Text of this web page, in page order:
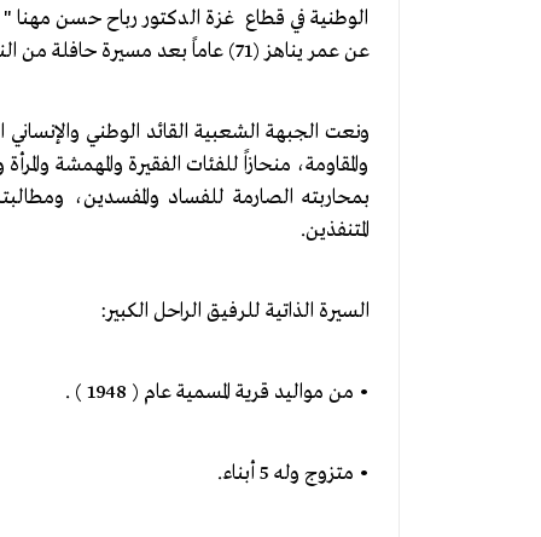
الوطنية في قطاع غزة الدكتور رباح حسن مهنا "
عن عمر يناهز (71) عاماً بعد مسيرة حافلة من النضال على صعيد العمل الوطني والمجتمعي والصحي.
ونعت الجبهة الشعبية القائد الوطني
والمقاومة، منحازاً للفئات الفقيرة والمهمشة
بمحاربته الصارمة للفساد والمفسدين،
المتنفذين.
السيرة الذاتية للرفيق الراحل الكبير:
• من مواليد قرية المسمية عام ( 1948 ) .
• متزوج وله 5 أبناء.